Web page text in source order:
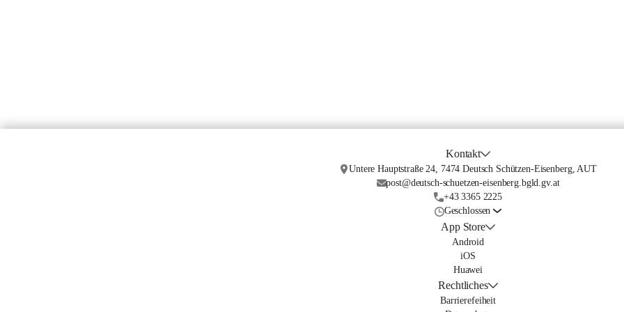
Kontakt
Untere Hauptstraße 24, 7474 Deutsch Schützen-Eisenberg, AUT
post@deutsch-schuetzen-eisenberg.bgld.gv.at
+43 3365 2225
Geschlossen
App Store
Android
iOS
Huawei
Rechtliches
Barrierefeiheit